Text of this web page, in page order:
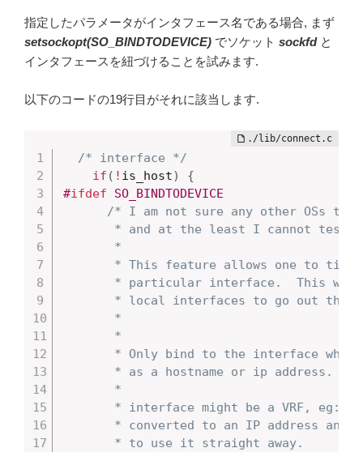
指定したパラメータがインタフェース名である場合, まず
setsockopt(SO_BINDTODEVICE) でソケット sockfd と
インタフェースを紐づけることを試みます.
以下のコードの19行目がそれに該当します.
/* interface */
if ( ! is_host)
{
#ifdef SO_BINDTODEVICE
/* I am not sure any other OSs
* and at the least I cannot test.
       *
* This feature allows one to
* particular interface.  This
* local interfaces to go out the
       *
       *
* Only bind to the interface when
       * as a hostname or ip address.
       *
* interface might be a VRF, eg:
* converted to an IP address and
       * to use it straight away.